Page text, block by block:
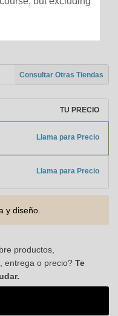
Consultar Otras Tiendas
TU PRECIO
Llama para Precio
Llama para Precio
y diseño.
productos,
entrega o precio? Te